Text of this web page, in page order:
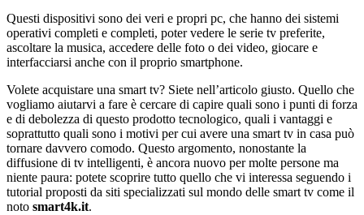
Questi dispositivi sono dei veri e propri pc, che hanno dei sistemi
operativi completi e completi, poter vedere le serie tv preferite,
ascoltare la musica, accedere delle foto o dei video, giocare e
interfacciarsi anche con il proprio smartphone.
Volete acquistare una smart tv? Siete nell’articolo giusto. Quello che
vogliamo aiutarvi a fare è cercare di capire quali sono i punti di forza
e di debolezza di questo prodotto tecnologico, quali i vantaggi e
soprattutto quali sono i motivi per cui avere una smart tv in casa può
tornare davvero comodo. Questo argomento, nonostante la
diffusione di tv intelligenti, è ancora nuovo per molte persone ma
niente paura: potete scoprire tutto quello che vi interessa seguendo i
tutorial proposti da siti specializzati sul mondo delle smart tv come il
noto smart4k.it.